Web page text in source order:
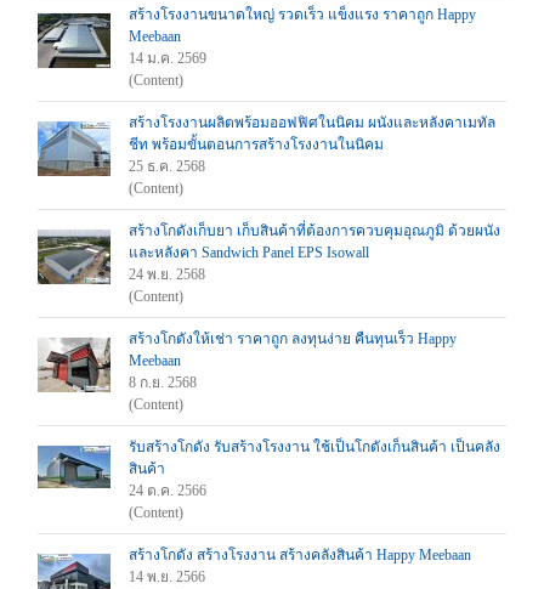
สร้างโรงงานขนาดใหญ่ รวดเร็ว แข็งแรง ราคาถูก Happy
Meebaan
14 ม.ค. 2569
(Content)
สร้างโรงงานผลิตพร้อมออฟฟิศในนิคม ผนังและหลังคาเมทัล
ชีท พร้อมขั้นตอนการสร้างโรงงานในนิคม
25 ธ.ค. 2568
(Content)
สร้างโกดังเก็บยา เก็บสินค้าที่ต้องการควบคุมอุณภูมิ ด้วยผนัง
และหลังคา Sandwich Panel EPS Isowall
24 พ.ย. 2568
(Content)
สร้างโกดังให้เช่า ราคาถูก ลงทุนง่าย คืนทุนเร็ว Happy
Meebaan
8 ก.ย. 2568
(Content)
รับสร้างโกดัง รับสร้างโรงงาน ใช้เป็นโกดังเก็นสินค้า เป็นคลัง
สินค้า
24 ต.ค. 2566
(Content)
สร้างโกดัง สร้างโรงงาน สร้างคลังสินค้า Happy Meebaan
14 พ.ย. 2566